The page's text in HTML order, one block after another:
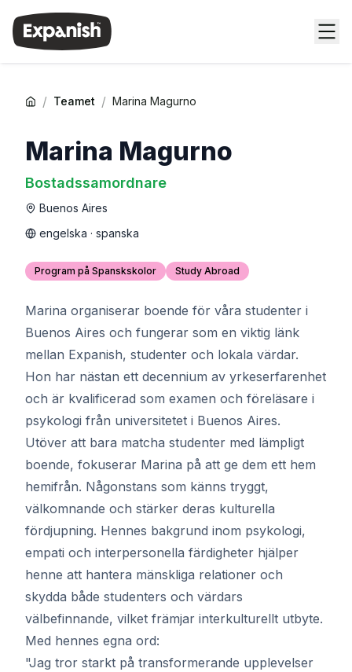
/ Teamet / Marina Magurno
Marina Magurno
Bostadssamordnare
Buenos Aires
engelska · spanska
Program på Spanskskolor Study Abroad
Marina organiserar boende för våra studenter i
Buenos Aires och fungerar som en viktig länk
mellan Expanish, studenter och lokala värdar.
Hon har nästan ett decennium av yrkeserfarenhet
och är kvalificerad som examen och föreläsare i
psykologi från universitetet i Buenos Aires.
Utöver att bara matcha studenter med lämpligt
boende, fokuserar Marina på att ge dem ett hem
hemifrån. Någonstans som känns tryggt,
välkomnande och stärker deras kulturella
fördjupning. Hennes bakgrund inom psykologi,
empati och interpersonella färdigheter hjälper
henne att hantera mänskliga relationer och
skydda både studenters och värdars
välbefinnande, vilket främjar interkulturellt utbyte.
Med hennes egna ord:
"Jag tror starkt på transformerande upplevelser